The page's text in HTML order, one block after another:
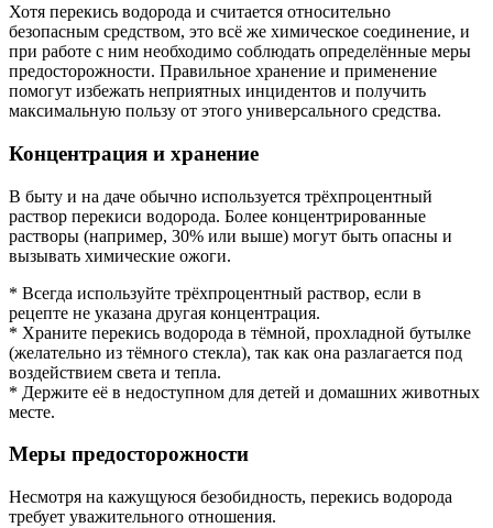
Хотя перекись водорода и считается относительно
безопасным средством, это всё же химическое соединение, и
при работе с ним необходимо соблюдать определённые меры
предосторожности. Правильное хранение и применение
помогут избежать неприятных инцидентов и получить
максимальную пользу от этого универсального средства.
Концентрация и хранение
В быту и на даче обычно используется трёхпроцентный
раствор перекиси водорода. Более концентрированные
растворы (например, 30% или выше) могут быть опасны и
вызывать химические ожоги.
* Всегда используйте трёхпроцентный раствор, если в
рецепте не указана другая концентрация.
* Храните перекись водорода в тёмной, прохладной бутылке
(желательно из тёмного стекла), так как она разлагается под
воздействием света и тепла.
* Держите её в недоступном для детей и домашних животных
месте.
Меры предосторожности
Несмотря на кажущуюся безобидность, перекись водорода
требует уважительного отношения.